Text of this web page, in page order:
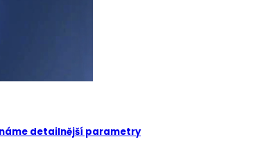
detailnější parametry